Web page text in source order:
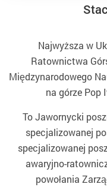
Najwyższa w
Ratownictwa
Międzynarodowego
na górze Pop
To Jawornycki
specjalizowanej
specjalizowanej
awaryjno-
powołania